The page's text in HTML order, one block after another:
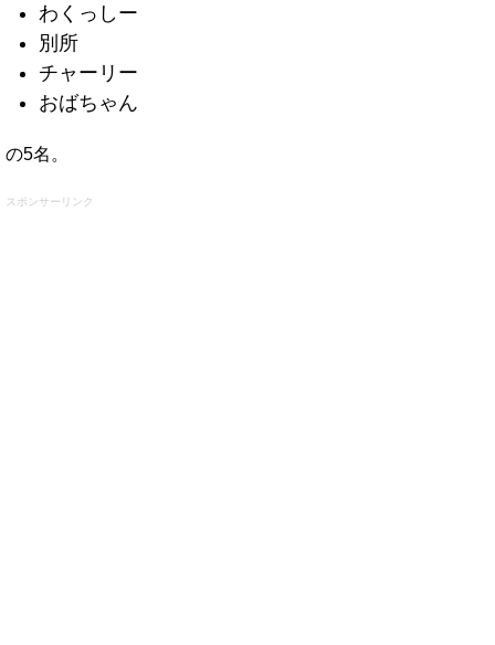
わくっしー
別所
チャーリー
おばちゃん
の5名。
スポンサーリンク